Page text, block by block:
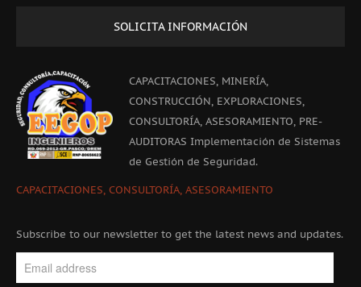
SOLICITA INFORMACIÓN
CAPACITACIONES, MINERÍA,
CONSTRUCCIÓN, EXPLORACIONES,
CONSULTORÍA, ASESORAMIENTO, PRE-
AUDITORAS Implementación de Sistemas
de Gestión de Seguridad.
CAPACITACIONES, CONSULTORÍA, ASESORAMIENTO
Subscribe to our newsletter to get the latest news and updates.
Enter
your